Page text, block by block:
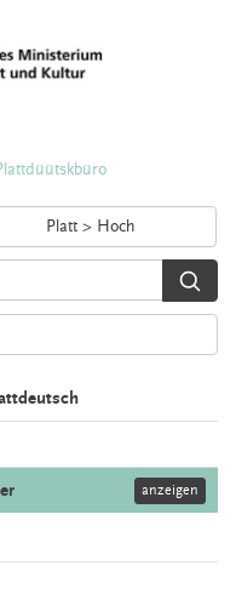
Platt > Hoch
anzeigen